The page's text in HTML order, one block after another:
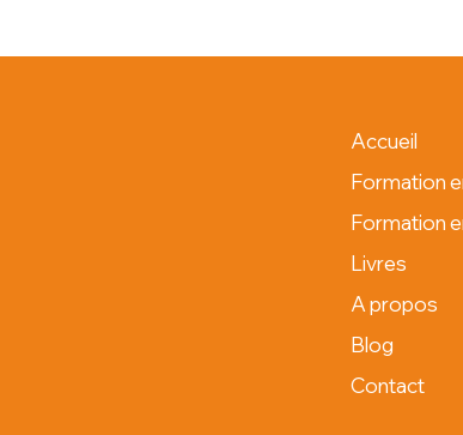
Accueil
Formation
Formation
Livres
A propos
Blog
Contact